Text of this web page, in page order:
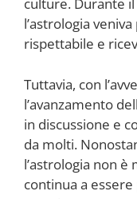
culture. Durante
l’astrologia
rispettabile e
Tuttavia, con
l’avanzamento
in discussione e
da molti.
l’astrologia non
continua a